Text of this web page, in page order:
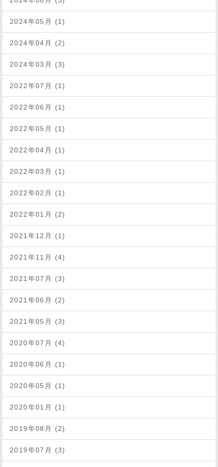
2024年05月 (1)
2024年04月 (2)
2024年03月 (3)
2022年07月 (1)
2022年06月 (1)
2022年05月 (1)
2022年04月 (1)
2022年03月 (1)
2022年02月 (1)
2022年01月 (2)
2021年12月 (1)
2021年11月 (4)
2021年07月 (3)
2021年06月 (2)
2021年05月 (3)
2020年07月 (4)
2020年06月 (1)
2020年05月 (1)
2020年01月 (1)
2019年08月 (2)
2019年07月 (3)